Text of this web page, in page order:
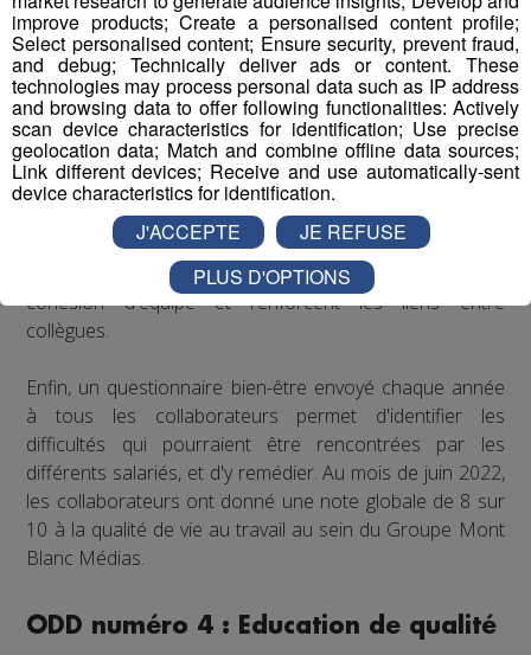
Concernant le bien-être au travail, le Groupe Mont Blanc
Médias organise depuis plusieurs années des
séminaires d’entreprise qui permettent à ses
collaborateurs de partager des moments conviviaux qui
sortent du cadre formel du travail. De plus, il est
régulièrement proposé aux salariés de participer à des
événements festifs (rencontres sportives avec les clubs
partenaires comme les Pionniers de Chamonix ou le FC
Annecy, festivals de musique...) qui accroissent la
cohésion d'équipe et renforcent les liens entre
collègues.
Enfin, un questionnaire bien-être envoyé chaque année
à tous les collaborateurs permet d'identifier les
difficultés qui pourraient être rencontrées par les
différents salariés, et d'y remédier. Au mois de juin 2022,
les collaborateurs ont donné une note globale de 8 sur
10 à la qualité de vie au travail au sein du Groupe Mont
Blanc Médias.
ODD numéro 4 : Education de qualité
improve products; Create a personalised content profile;
Select personalised content; Ensure security, prevent fraud,
and debug; Technically deliver ads or content. These
technologies may process personal data such as IP address
and browsing data to offer following functionalities: Actively
scan device characteristics for identification; Use precise
geolocation data; Match and combine offline data sources;
Link different devices; Receive and use automatically-sent
device characteristics for identification.
J'ACCEPTE
JE REFUSE
PLUS D'OPTIONS